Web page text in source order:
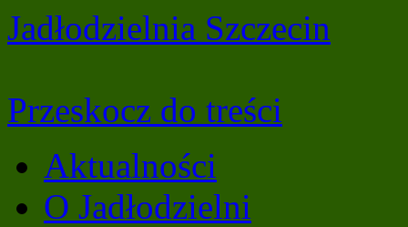
Jadłodzielnia Szczecin
Przeskocz do treści
Aktualności
O Jadłodzielni